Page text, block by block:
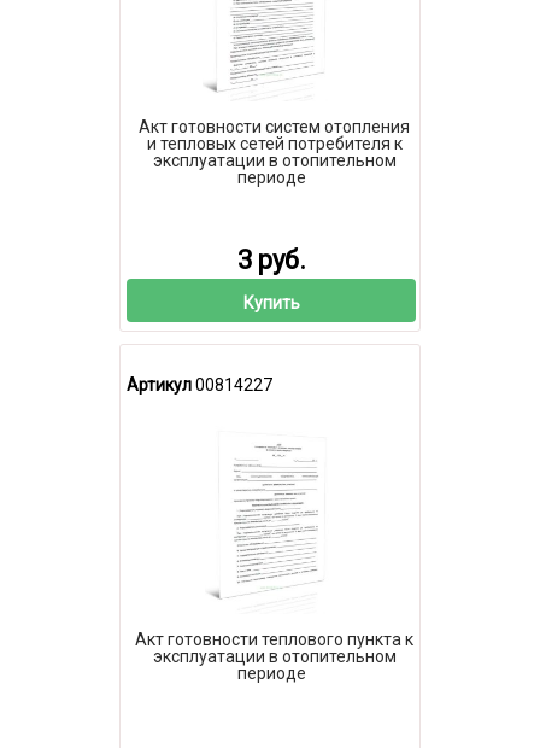
Акт готовности систем отопления
и тепловых сетей потребителя к
эксплуатации в отопительном
периоде
3 руб.
Купить
Артикул00814227
Акт готовности теплового пункта к
эксплуатации в отопительном
периоде